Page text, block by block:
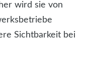
wird sie von
Sichtbarkeit bei